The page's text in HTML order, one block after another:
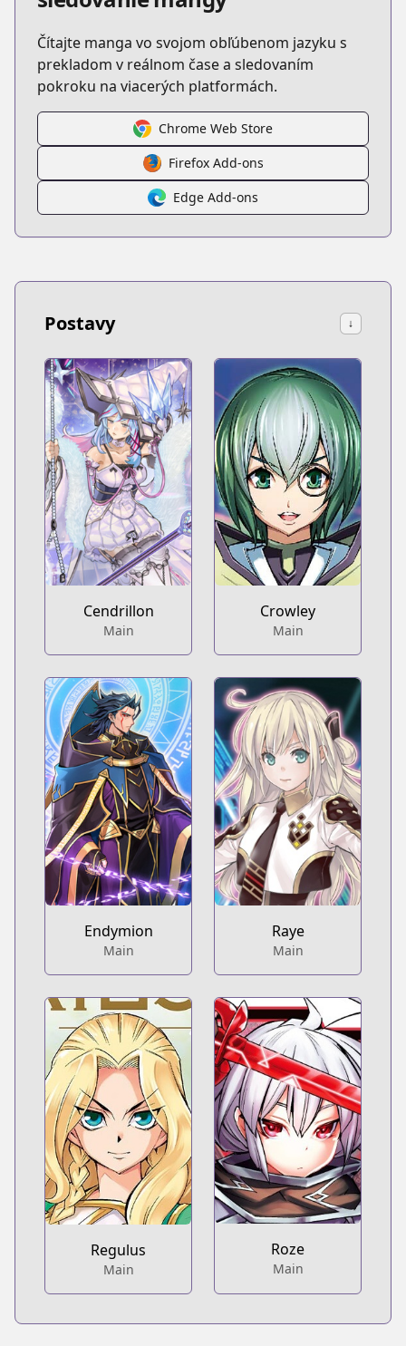
Čítajte manga vo svojom obľúbenom jazyku s
prekladom v reálnom čase a sledovaním
pokroku na viacerých platformách.
Chrome Web Store
Firefox Add-ons
Edge Add-ons
Postavy ↓
Cendrillon
Main
Crowley
Main
Endymion
Main
Raye
Main
Regulus
Main
Roze
Main